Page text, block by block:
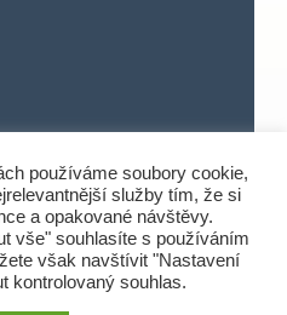
práva vyhrazena. |
používáme soubory cookie,
služby tím, že si
a opakované návštěvy.
vše" souhlasíte s používáním
však navštívit "Nastavení
kontrolovaný souhlas.